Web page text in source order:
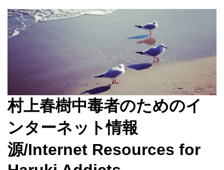
村上春樹中毒者のためのイ
ンターネット情報
源/Internet Resources for